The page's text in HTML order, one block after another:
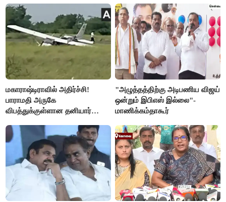
மகாராஷ்டிராவில் அதிர்ச்சி!
பாராமதி அருகே
விபத்துக்குள்ளான தனியார்
"அழுத்தத்திற்கு அடிபணிய விஜய்
ஒன்றும் இபிஎஸ் இல்லை"-
மாணிக்கம்தாகூர்